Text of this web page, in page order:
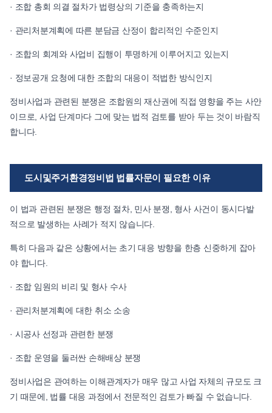
· 조합 총회 의결 절차가 법령상의 기준을 충족하는지
· 관리처분계획에 따른 분담금 산정이 합리적인 수준인지
· 조합의 회계와 사업비 집행이 투명하게 이루어지고 있는지
· 정보공개 요청에 대한 조합의 대응이 적법한 방식인지
정비사업과 관련된 분쟁은 조합원의 재산권에 직접 영향을 주는 사안
이므로, 사업 단계마다 그에 맞는 법적 검토를 받아 두는 것이 바람직
합니다.
도시및주거환경정비법 법률자문이 필요한 이유
이 법과 관련된 분쟁은 행정 절차, 민사 분쟁, 형사 사건이 동시다발
적으로 발생하는 사례가 적지 않습니다.
특히 다음과 같은 상황에서는 초기 대응 방향을 한층 신중하게 잡아
야 합니다.
· 조합 임원의 비리 및 형사 수사
· 관리처분계획에 대한 취소 소송
· 시공사 선정과 관련한 분쟁
· 조합 운영을 둘러싼 손해배상 분쟁
정비사업은 관여하는 이해관계자가 매우 많고 사업 자체의 규모도 크
기 때문에, 법률 대응 과정에서 전문적인 검토가 빠질 수 없습니다.